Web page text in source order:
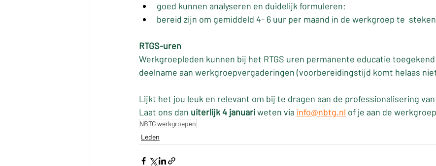
goed kunnen analyseren en duidelijk formuleren;
bereid zijn om gemiddeld 4- 6 uur per maand in de werkgroep te
RTGS-uren
Werkgroepleden kunnen bij het RTGS uren permanente educatie
deelname aan werkgroepvergaderingen (voorbereidingstijd komt helaas
Lijkt het jou leuk en relevant om bij te dragen aan de professionalisering
Laat ons dan uiterlijk 4 januari weten via info@nbtg.nl of je aan de
NBTG werkgroepen
Leden